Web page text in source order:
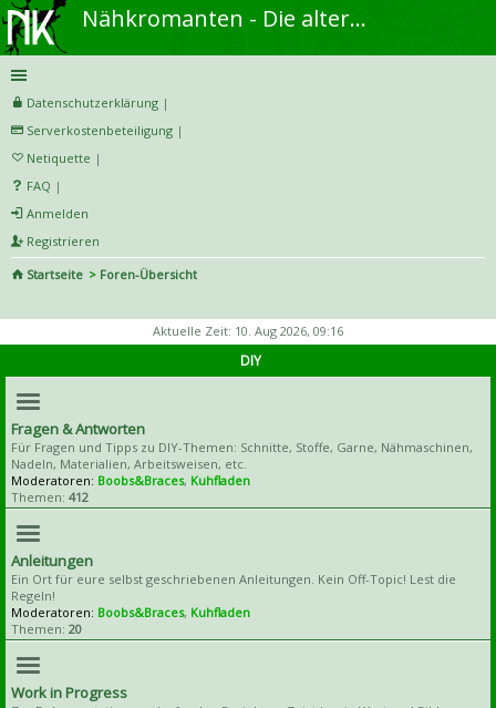
Nähkromanten - Die alternative Näh- und DIY-Community
Datenschutzerklärung |
Serverkostenbeteiligung |
Netiquette |
FAQ |
Anmelden
Registrieren
Startseite
Foren-Übersicht
Aktuelle Zeit: 10. Aug 2026, 09:16
DIY
Fragen & Antworten
Für Fragen und Tipps zu DIY-Themen: Schnitte, Stoffe, Garne, Nähmaschinen,
Nadeln, Materialien, Arbeitsweisen, etc.
Moderatoren: Boobs&Braces, Kuhfladen
Themen: 412
Anleitungen
Ein Ort für eure selbst geschriebenen Anleitungen. Kein Off-Topic! Lest die
Regeln!
Moderatoren: Boobs&Braces, Kuhfladen
Themen: 20
Work in Progress